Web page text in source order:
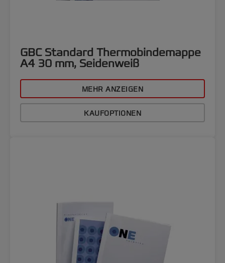
GBC Standard Thermobindemappe
A4 30 mm, Seidenweiß
MEHR ANZEIGEN
KAUFOPTIONEN